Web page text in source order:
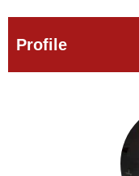
Profile